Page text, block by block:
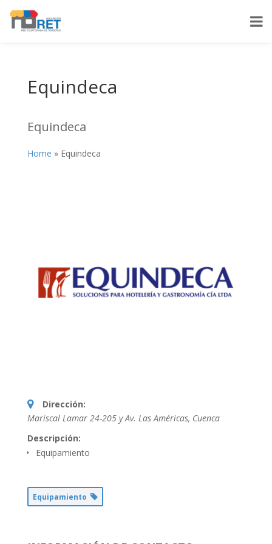
Equindeca
Equindeca
Home » Equindeca
Dirección:
Mariscal Lamar 24-205 y Av. Las Américas, Cuenca
Descripción:
Equipamiento
Equipamiento